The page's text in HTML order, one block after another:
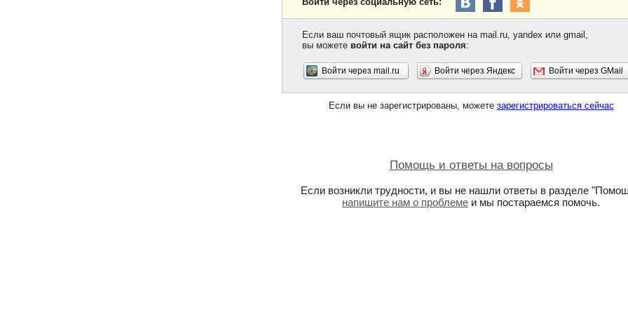
Если ваш почтовый ящик расположен на mail.ru, yandex или gmail,
вы можете войти на сайт без пароля:
Войти через mail.ru Войти через Яндекс Войти через GMail
Если вы не зарегистрированы, можете зарегистрироваться сейчас
Помощь и ответы на вопросы
Если возникли трудности, и вы не нашли ответы в разделе
напишите нам о проблеме и мы постараемся помочь.